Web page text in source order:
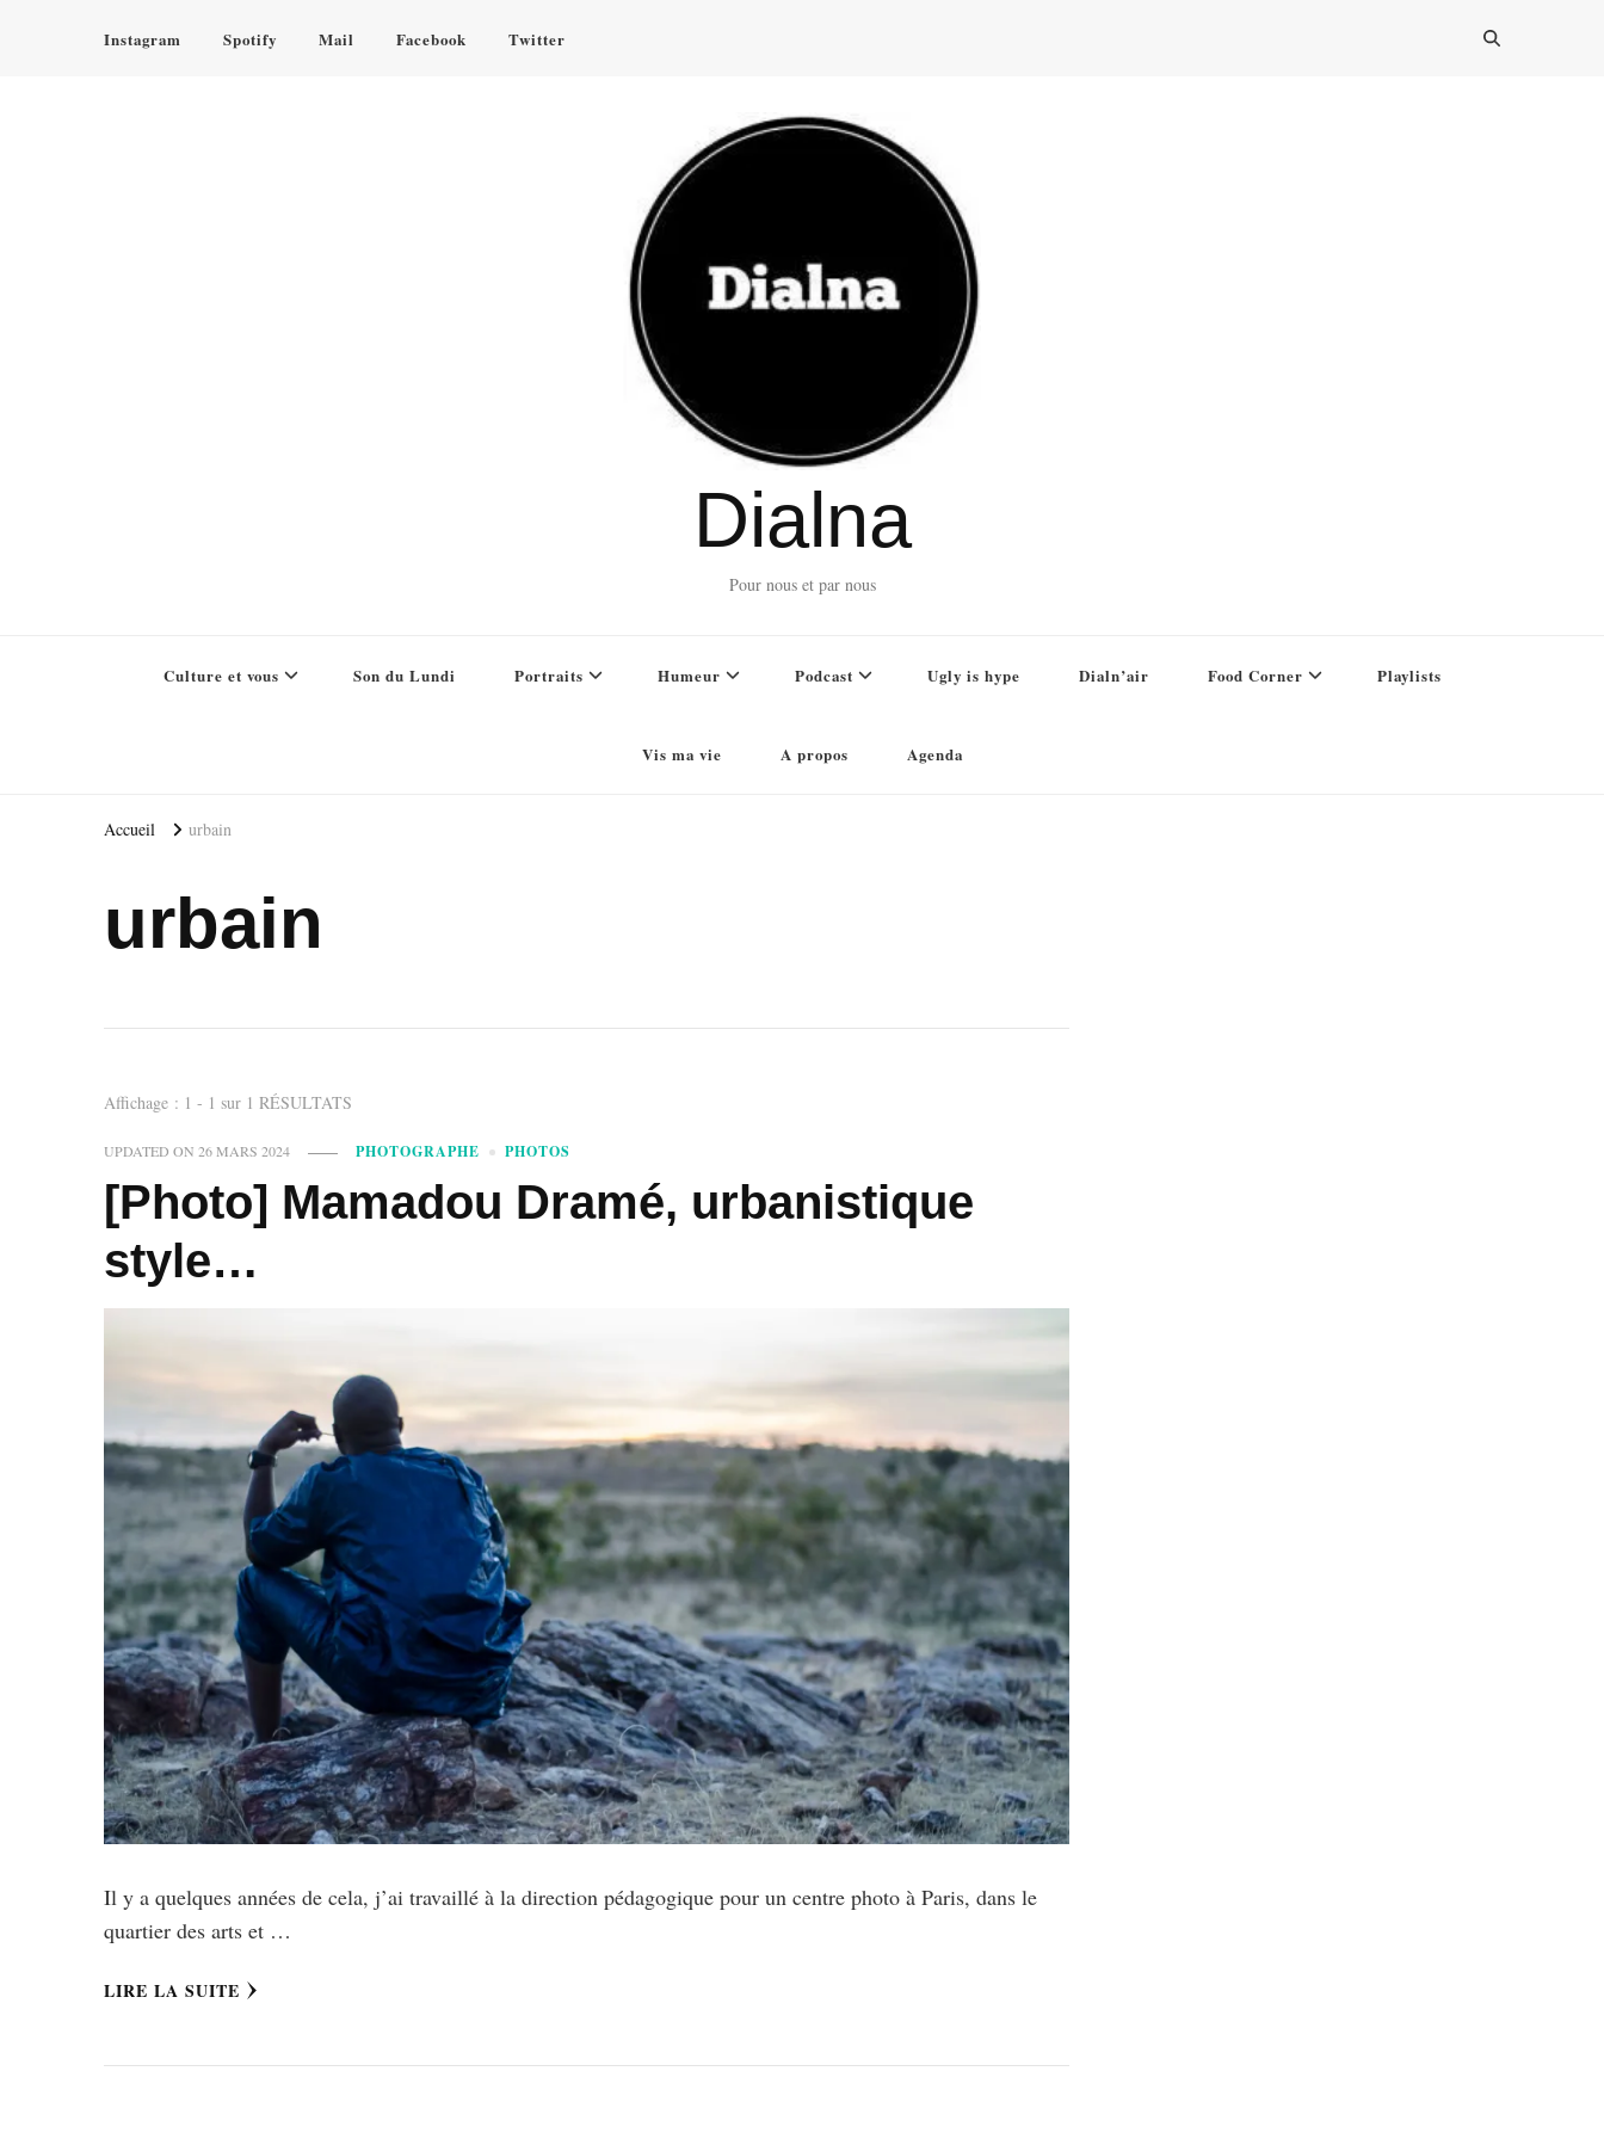
Instagram Spotify Mail Facebook Twitter
Dialna
Pour nous et par nous
Culture et vous Son du Lundi Portraits Humeur Podcast Ugly is hype Dialn’air Food Corner Playlists
Vis ma vie A propos Agenda
Accueil urbain
urbain
Affichage : 1 - 1 sur 1 RÉSULTATS
UPDATED ON26 MARS 2024 PHOTOGRAPHE PHOTOS
[Photo] Mamadou Dramé, urbanistique
style…
Il y a quelques années de cela, j’ai travaillé à la direction pédagogique pour un centre photo à Paris, dans le
quartier des arts et …
LIRE LA SUITE